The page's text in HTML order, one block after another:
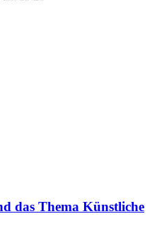
das Thema Künstliche